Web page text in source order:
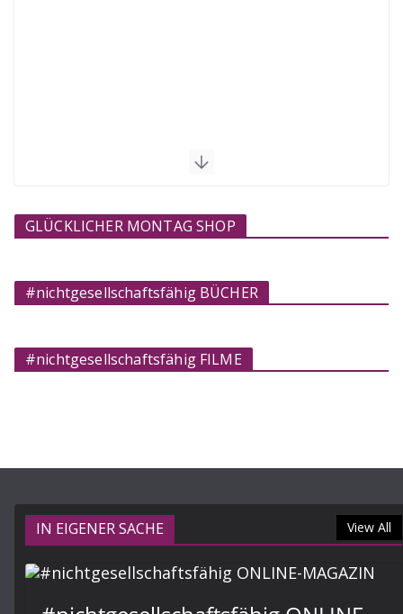
GLÜCKLICHER MONTAG SHOP
#nichtgesellschaftsfähig BÜCHER
#nichtgesellschaftsfähig FILME
IN EIGENER SACHE View All